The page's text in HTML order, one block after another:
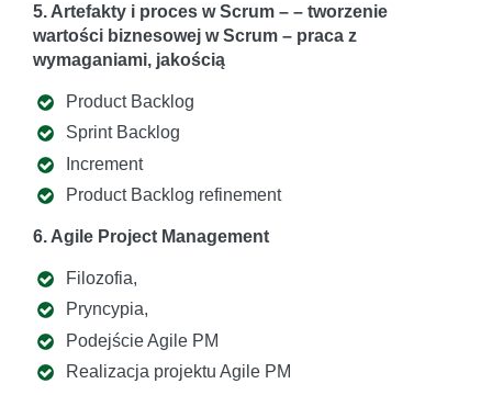
5. Artefakty i proces w Scrum – – tworzenie
wartości biznesowej w Scrum – praca z
wymaganiami, jakością
Product Backlog
Sprint Backlog
Increment
Product Backlog refinement
6. Agile Project Management
Filozofia,
Pryncypia,
Podejście Agile PM
Realizacja projektu Agile PM